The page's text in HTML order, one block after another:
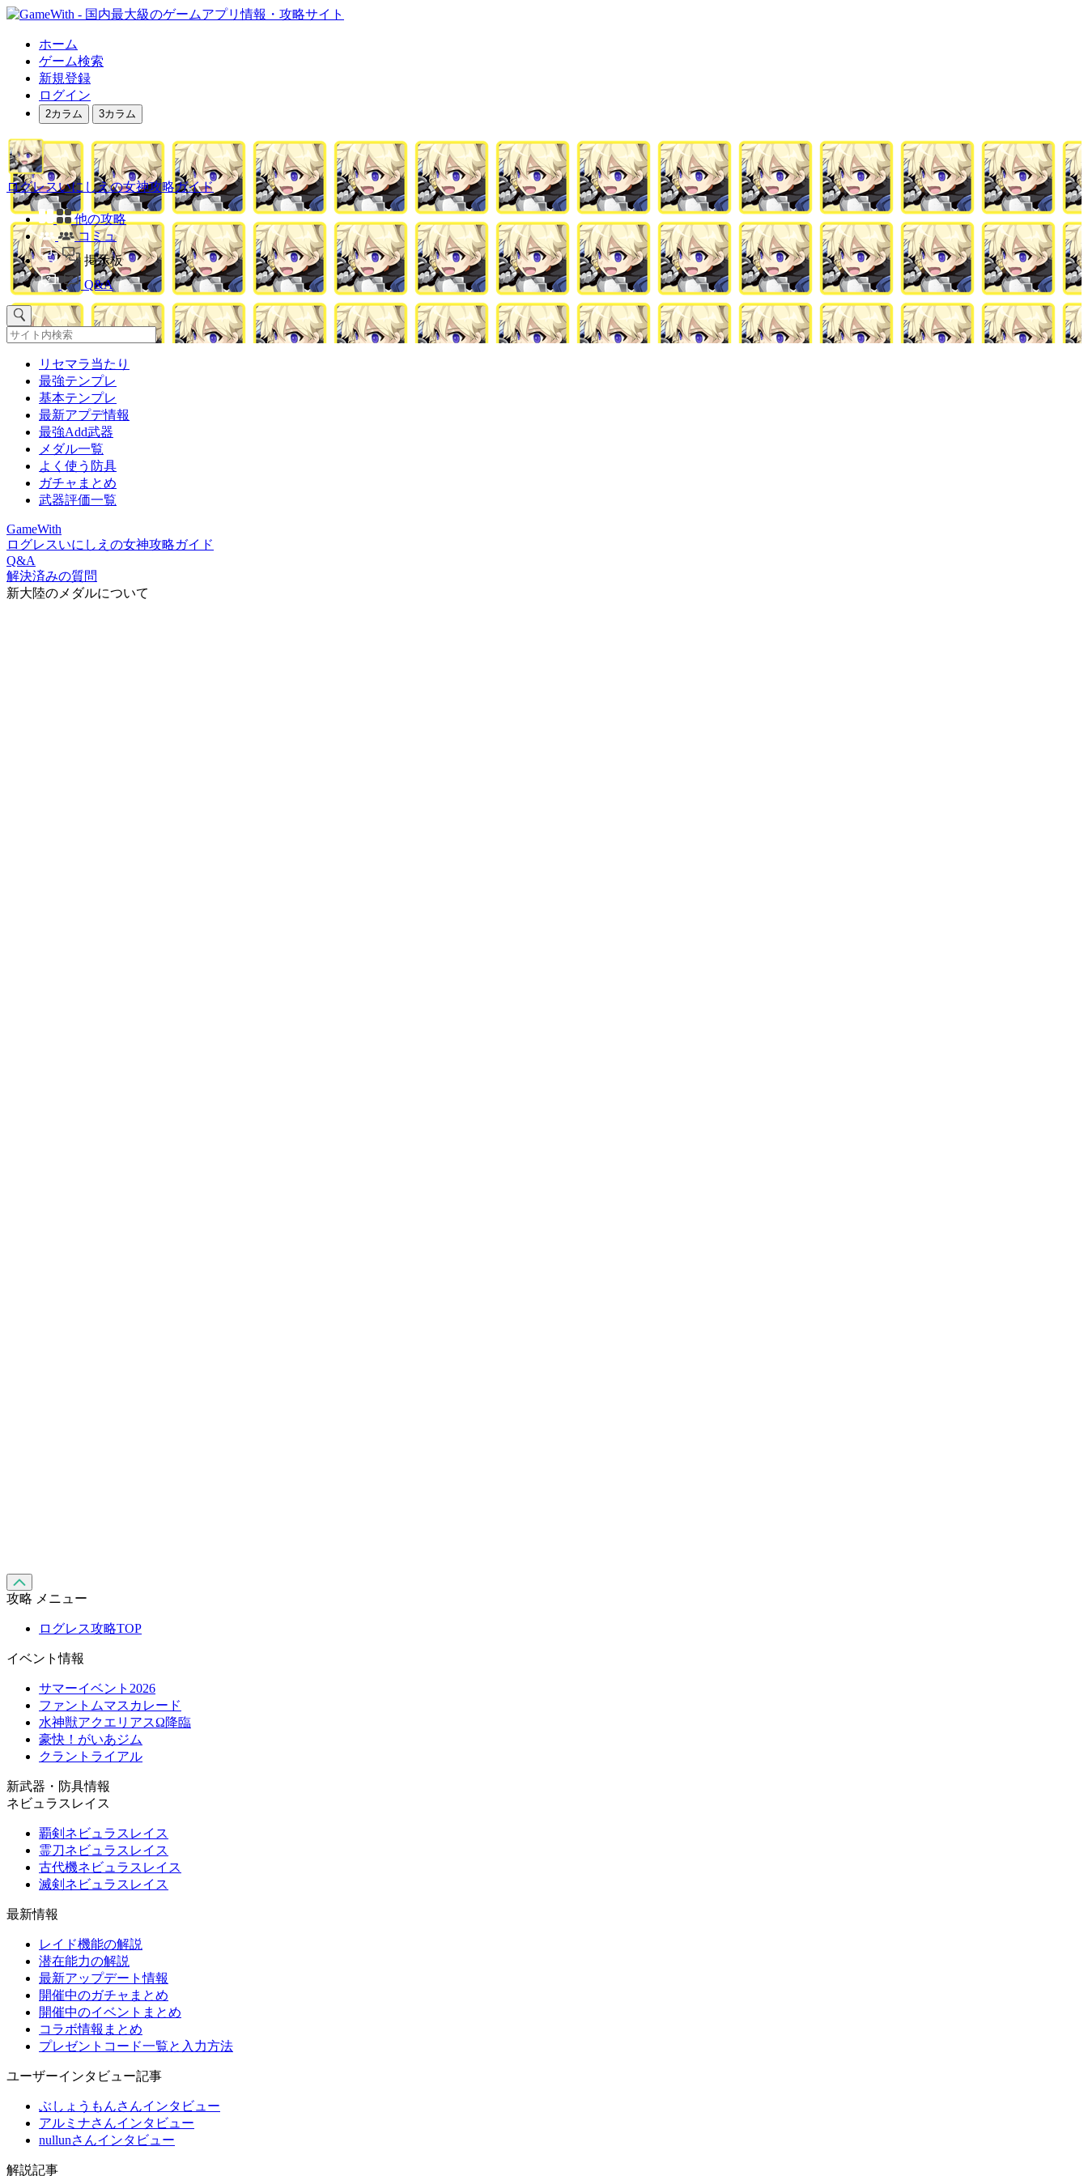
ホーム
ゲーム検索
新規登録
ログイン
2カラム 3カラム
ログレスいにしえの女神攻略ガイド
他の攻略
コミュ
掲示板
Q&A
リセマラ当たり
最強テンプレ
基本テンプレ
最新アプデ情報
最強Add武器
メダル一覧
よく使う防具
ガチャまとめ
武器評価一覧
GameWith
ログレスいにしえの女神攻略ガイド
Q&A
解決済みの質問
新大陸のメダルについて
攻略 メニュー
ログレス攻略TOP
イベント情報
サマーイベント2026
ファントムマスカレード
水神獣アクエリアスΩ降臨
豪快！がいあジム
クラントライアル
新武器・防具情報
ネビュラスレイス
覇剣ネビュラスレイス
霊刀ネビュラスレイス
古代機ネビュラスレイス
滅剣ネビュラスレイス
最新情報
レイド機能の解説
潜在能力の解説
最新アップデート情報
開催中のガチャまとめ
開催中のイベントまとめ
コラボ情報まとめ
プレゼントコード一覧と入力方法
ユーザーインタビュー記事
ぶしょうもんさんインタビュー
アルミナさんインタビュー
nullunさんインタビュー
解説記事